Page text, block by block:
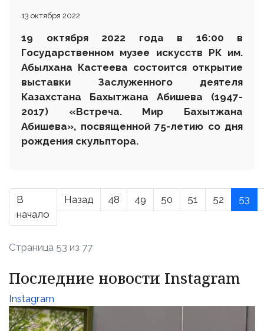
13 октября 2022
19 октября 2022 года в 16:00 в
Государственном музее искусств РК им.
Абылхана Кастеева состоится открытие
выставки Заслуженного деятеля
Казахстана Бахытжана Абишева (1947-
2017) «Встреча. Мир Бахытжана
Абишева», посвященной 75-летию со дня
рождения скульптора.
В
начало
Назад 48 49 50 51 52 53
Страница 53 из 77
Последние новости Instagram
Instagram